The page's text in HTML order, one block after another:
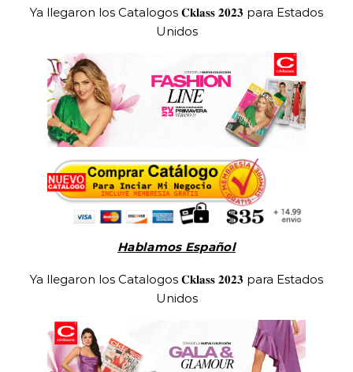
Ya llegaron los Catalogos 𝐂𝐤𝐥𝐚𝐬𝐬 𝟐𝟎𝟐𝟑 para Estados
Unidos
Hablamos Español
Ya llegaron los Catalogos 𝐂𝐤𝐥𝐚𝐬𝐬 𝟐𝟎𝟐𝟑 para Estados
Unidos